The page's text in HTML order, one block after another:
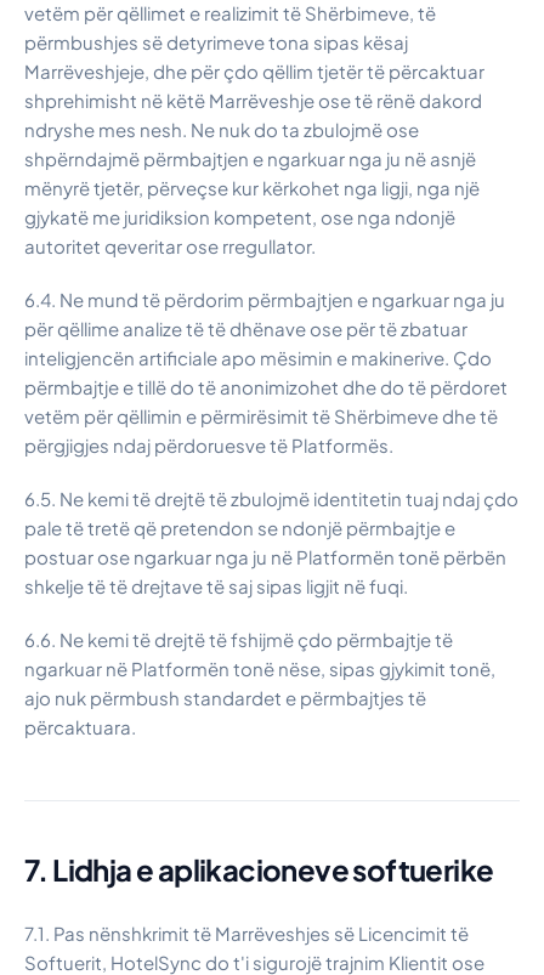
vetëm për qëllimet e realizimit të Shërbimeve, të
përmbushjes së detyrimeve tona sipas kësaj
Marrëveshjeje, dhe për çdo qëllim tjetër të përcaktuar
shprehimisht në këtë Marrëveshje ose të rënë dakord
ndryshe mes nesh. Ne nuk do ta zbulojmë ose
shpërndajmë përmbajtjen e ngarkuar nga ju në asnjë
mënyrë tjetër, përveçse kur kërkohet nga ligji, nga një
gjykatë me juridiksion kompetent, ose nga ndonjë
autoritet qeveritar ose rregullator.
6.4. Ne mund të përdorim përmbajtjen e ngarkuar nga ju
për qëllime analize të të dhënave ose për të zbatuar
inteligjencën artificiale apo mësimin e makinerive. Çdo
përmbajtje e tillë do të anonimizohet dhe do të përdoret
vetëm për qëllimin e përmirësimit të Shërbimeve dhe të
përgjigjes ndaj përdoruesve të Platformës.
6.5. Ne kemi të drejtë të zbulojmë identitetin tuaj ndaj çdo
pale të tretë që pretendon se ndonjë përmbajtje e
postuar ose ngarkuar nga ju në Platformën tonë përbën
shkelje të të drejtave të saj sipas ligjit në fuqi.
6.6. Ne kemi të drejtë të fshijmë çdo përmbajtje të
ngarkuar në Platformën tonë nëse, sipas gjykimit tonë,
ajo nuk përmbush standardet e përmbajtjes të
përcaktuara.
7. Lidhja e aplikacioneve softuerike
7.1. Pas nënshkrimit të Marrëveshjes së Licencimit të
Softuerit, HotelSync do t'i sigurojë trajnim Klientit ose